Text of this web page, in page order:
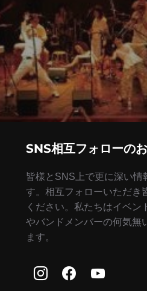
SNS相互フォローの
皆様とSNS上で更に深い
す。相互フォローいただき
ください。私たちはイベン
やバンドメンバーの何気無
ます。